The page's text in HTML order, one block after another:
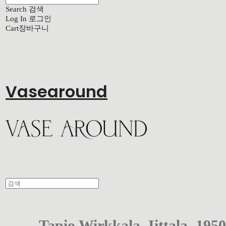
Search 검색
Log In 로그인
Cart장바구니
Vasearound